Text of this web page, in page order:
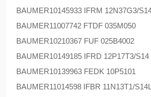
BAUMER10145933 IFRM 12N37G3/
BAUMER11007742 FTDF 035M050
BAUMER10210367 FUF 025B4002
BAUMER10149185 IFRD 12P17T3/S14
BAUMER10139963 FEDK 10P5101
BAUMER11014598 IFBR 11N13T1/